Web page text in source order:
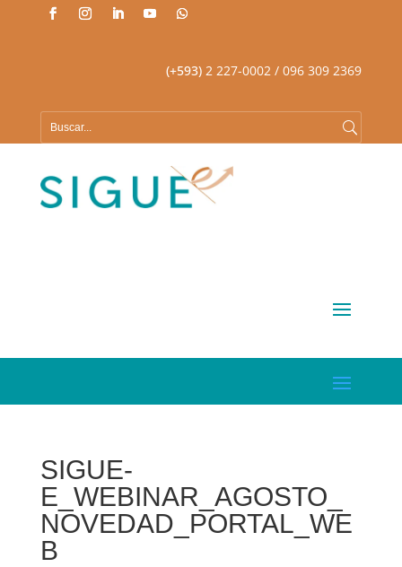
(+593)2 227-0002 / 096 309 2369
SIGUE-
E_WEBINAR_AGOSTO_
NOVEDAD_PORTAL_WE
B